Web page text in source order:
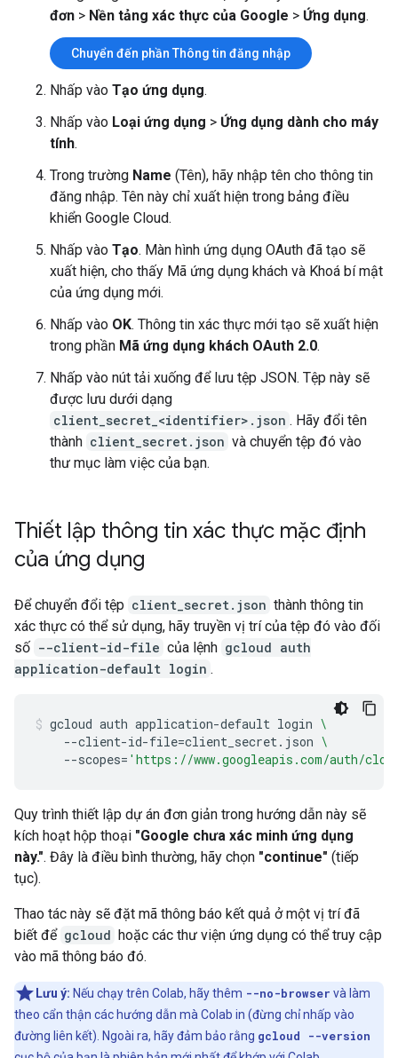
đơn > Nền tảng xác thực của Google > Ứng dụng.
Chuyển đến phần Thông tin đăng nhập
Nhấp vào Tạo ứng dụng.
Nhấp vào Loại ứng dụng > Ứng dụng dành cho máy
tính.
Trong trường Name (Tên), hãy nhập tên cho thông tin
đăng nhập. Tên này chỉ xuất hiện trong bảng điều
khiển Google Cloud.
Nhấp vào Tạo. Màn hình ứng dụng OAuth đã tạo sẽ
xuất hiện, cho thấy Mã ứng dụng khách và Khoá bí mật
của ứng dụng mới.
Nhấp vào OK. Thông tin xác thực mới tạo sẽ xuất hiện
trong phần Mã ứng dụng khách OAuth 2.0.
Nhấp vào nút tải xuống để lưu tệp JSON. Tệp này sẽ
được lưu dưới dạng
client_secret_<identifier>.json . Hãy đổi tên
thành client_secret.json và chuyển tệp đó vào
thư mục làm việc của bạn.
Thiết lập thông tin xác thực mặc định
của ứng dụng
Để chuyển đổi tệp client_secret.json thành thông tin
xác thực có thể sử dụng, hãy truyền vị trí của tệp đó vào đối
số --client-id-file của lệnh gcloud auth
application-default login .
gcloud auth application-default login \
--client-id-file=client_secret.json \
--scopes= 'https://www.googleapis.com/auth/
Quy trình thiết lập dự án đơn giản trong hướng dẫn này sẽ
kích hoạt hộp thoại "Google chưa xác minh ứng dụng
này.". Đây là điều bình thường, hãy chọn "continue" (tiếp
tục).
Thao tác này sẽ đặt mã thông báo kết quả ở một vị trí đã
biết để gcloud hoặc các thư viện ứng dụng có thể truy cập
vào mã thông báo đó.
Lưu ý: Nếu chạy trên Colab, hãy thêm --no-browser và làm
theo cẩn thận các hướng dẫn mà Colab in (đừng chỉ nhấp vào
đường liên kết). Ngoài ra, hãy đảm bảo rằng gcloud --version